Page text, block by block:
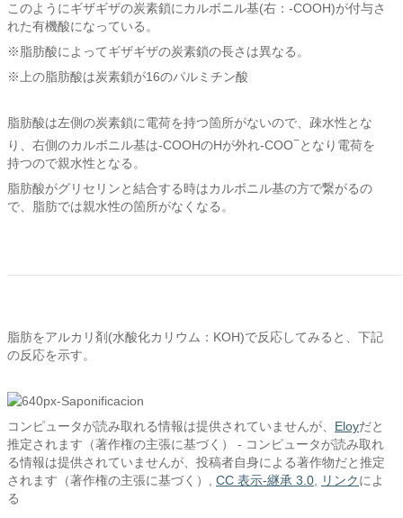
このようにギザギザの炭素鎖にカルボニル基(右：-COOH)が付与さ
れた有機酸になっている。
※脂肪酸によってギザギザの炭素鎖の長さは異なる。
※上の脂肪酸は炭素鎖が16のパルミチン酸
脂肪酸は左側の炭素鎖に電荷を持つ箇所がないので、疎水性とな
り、右側のカルボニル基は-COOHのHが外れ-COO−となり電荷を
持つので親水性となる。
脂肪酸がグリセリンと結合する時はカルボニル基の方で繋がるの
で、脂肪では親水性の箇所がなくなる。
脂肪をアルカリ剤(水酸化カリウム：KOH)で反応してみると、下記
の反応を示す。
コンピュータが読み取れる情報は提供されていませんが、 Eloyだと
推定されます（著作権の主張に基づく） - コンピュータが読み取れ
る情報は提供されていませんが、 投稿者自身による著作物だと推定
されます（著作権の主張に基づく）, CC 表示-継承 3.0 リンクによ
る